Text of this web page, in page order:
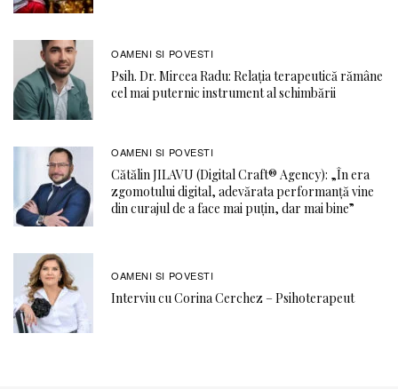
OAMENI SI POVESTI
Psih. Dr. Mircea Radu: Relația terapeutică rămâne
cel mai puternic instrument al schimbării
OAMENI SI POVESTI
Cătălin JILAVU (Digital Craft® Agency): „În era
zgomotului digital, adevărata performanță vine
din curajul de a face mai puțin, dar mai bine”
OAMENI SI POVESTI
Interviu cu Corina Cerchez – Psihoterapeut